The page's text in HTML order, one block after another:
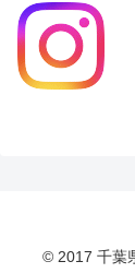
© 2017 千葉